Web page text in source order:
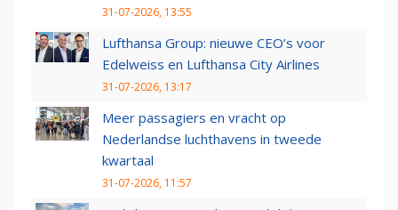
31-07-2026, 13:55
Lufthansa Group: nieuwe CEO’s voor
Edelweiss en Lufthansa City Airlines
31-07-2026, 13:17
Meer passagiers en vracht op
Nederlandse luchthavens in tweede
kwartaal
31-07-2026, 11:57